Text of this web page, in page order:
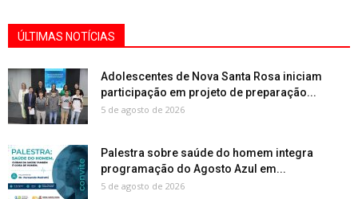
ÚLTIMAS NOTÍCIAS
Adolescentes de Nova Santa Rosa iniciam
participação em projeto de preparação...
5 de agosto de 2026
Palestra sobre saúde do homem integra
programação do Agosto Azul em...
5 de agosto de 2026